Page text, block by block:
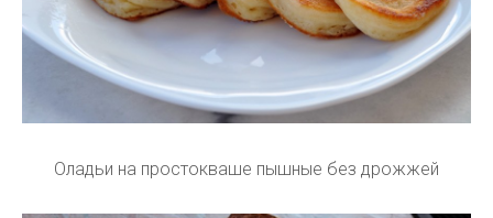
Оладьи на простокваше пышные без дрожжей